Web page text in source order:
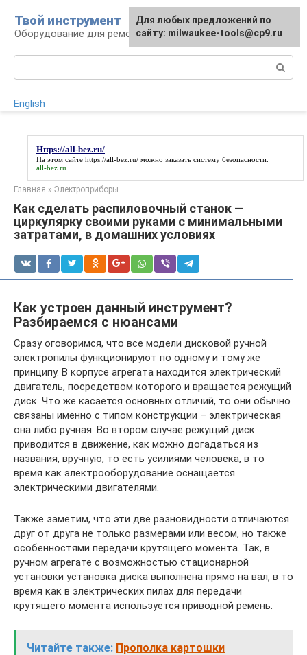
контенту
Твой инструмент
Оборудование для ремонтных работ
English
Https://all-bez.ru/
На этом сайте https://all-bez.ru/ можно заказать систему безопасности.
all-bez.ru
Главная » Электроприборы
Как сделать распиловочный станок —
циркулярку своими руками с минимальными
затратами, в домашних условиях
Как устроен данный инструмент?
Разбираемся с нюансами
Сразу оговоримся, что все модели дисковой ручной
электропилы функционируют по одному и тому же
принципу. В корпусе агрегата находится электрический
двигатель, посредством которого и вращается режущий
диск. Что же касается основных отличий, то они обычно
связаны именно с типом конструкции – электрическая
она либо ручная. Во втором случае режущий диск
приводится в движение, как можно догадаться из
названия, вручную, то есть усилиями человека, в то
время как электрооборудование оснащается
электрическими двигателями.
Также заметим, что эти две разновидности отличаются
друг от друга не только размерами или весом, но также
особенностями передачи крутящего момента. Так, в
ручном агрегате с возможностью стационарной
установки установка диска выполнена прямо на вал, в то
время как в электрических пилах для передачи
крутящего момента используется приводной ремень.
Читайте также: Прополка картошки
Для любых предложений по
сайту: milwaukee-tools@cp9.ru